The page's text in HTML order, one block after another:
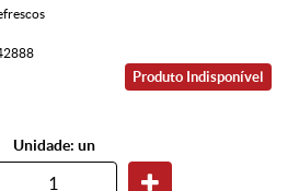
Produto Indisponível
Unidade: un